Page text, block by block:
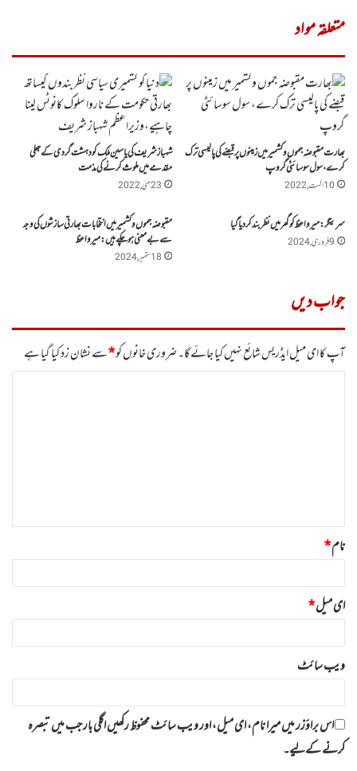
متعلقہ مواد
بھارت مقبوضہ جموں وکشمیر میں زمینوں پر قبضے کی پالیسی ترک
کرے، سول سوسائٹی گروپ
10 اگست, 2022
شہباز شریف کی یاسین ملک کو دہشت گردی کے جعلی
مقدمے میں ملوث کرنے کی مذمت
23 مئی, 2022
سرینگر: میر واعظ کو گھر میں نظر بند کر دیا گیا
9 فروری, 2024
مقبوضہ جموں وکشمیر میں انتخابات بھارتی سازشوں کی وجہ
سے بے معنی ہوچکے ہیں: میرواعظ
18 ستمبر, 2024
جواب دیں
آپ کا ای میل ایڈریس شائع نہیں کیا جائے گا۔ضروری خانوں کو*سے نشان زد کیا گیا ہے
نام*
ای میل*
ویب‌ سائٹ
اس براؤزر میں میرا نام، ای میل، اور ویب سائٹ محفوظ رکھیں اگلی بار جب میں تبصرہ
کرنے کےلیے۔